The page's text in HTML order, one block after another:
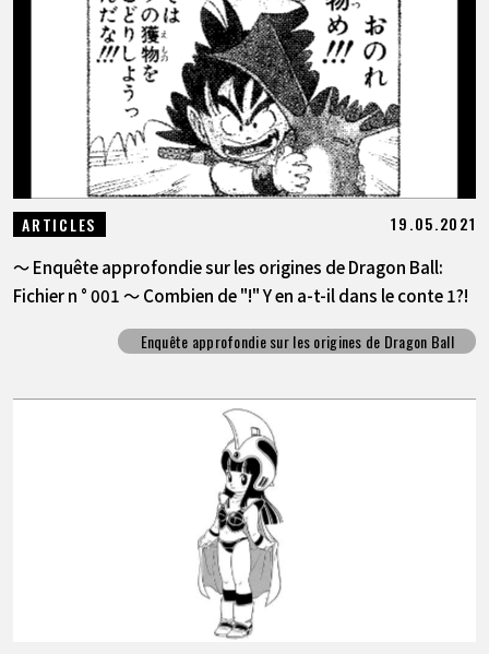
ARTICLES 19.05.2021
～ Enquête approfondie sur les origines de Dragon Ball:
Fichier n ° 001 ～ Combien de "!" Y en a-t-il dans le conte 1?!
Enquête approfondie sur les origines de Dragon Ball